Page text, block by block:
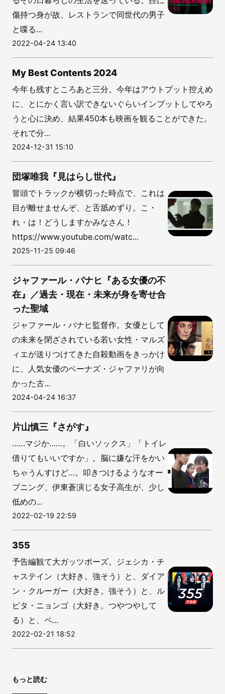
傷持つ身が故、レストランで同世代の男子
と喋る...
2022-04-24 13:40
My Best Contents 2024
今年も残すところあと三分。今年はアウトプット控えめ
に、とにかく言い訳できないぐらいインプットしてやろ
うと心に決め、結果450本も映画を観ることができた。
それで分...
2024-12-31 15:10
団塚唯我『見はらし世代』
冒頭でトラックが横切った時点で、これは
目が離せませんぞ、と舌舐めずり。こ・
れ・は！どうしますかみなさん！
https://www.youtube.com/watc...
2025-11-25 09:46
ジャファール・パナヒ『ある女優の不
在』／過去・現在・未来が身を寄せ合
った聖域
ジャファール・パナヒ監督作。女優として
の未来を閉ざされている若い女性・マルズ
ィエが送りつけてきた自殺動画をきっかけ
に、人気女優のベーナズ・ジャファリが向
かった古...
2024-04-24 16:37
片山慎三『さがす』
……マジか……。「白いソックス」「トイレ
借りてもいいですか」。脳に嫌な汗をかい
ちゃうんすけど…。叩きつけるようなオー
プニング、伊東蒼演じる女子高生が、少し
低めの...
2022-02-19 22:59
355
予告編観て大ガッツポーズ。ジェシカ・チ
ャステイン（大好き。強そう）と、ダイア
ン・クルーガー（大好き。強そう）と、ル
ピタ・ニョンゴ（大好き。つやつやして
る）と、ペ...
2022-02-21 18:52
もっと読む